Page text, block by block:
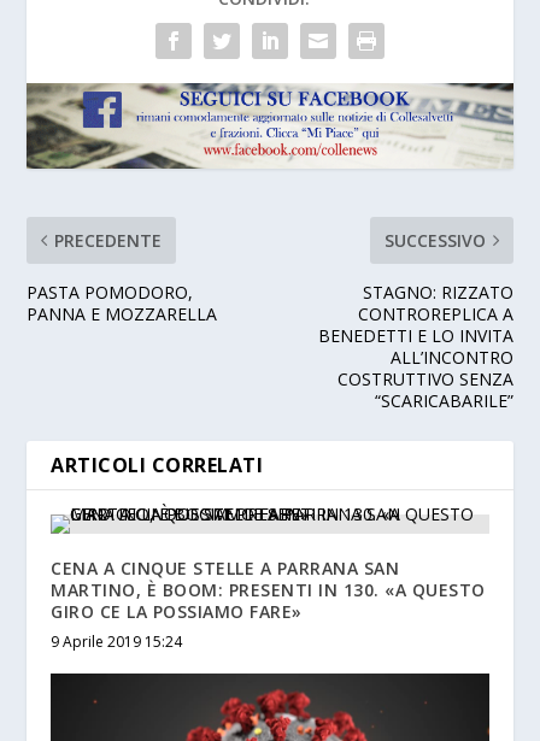
PRECEDENTE
PASTA POMODORO,
PANNA E MOZZARELLA
SUCCESSIVO
STAGNO: RIZZATO
CONTROREPLICA A
BENEDETTI E LO INVITA
ALL’INCONTRO
COSTRUTTIVO SENZA
“SCARICABARILE”
ARTICOLI CORRELATI
CENA A CINQUE STELLE A PARRANA SAN
MARTINO, È BOOM: PRESENTI IN 130. «A QUESTO
GIRO CE LA POSSIAMO FARE»
9 Aprile 2019 15:24